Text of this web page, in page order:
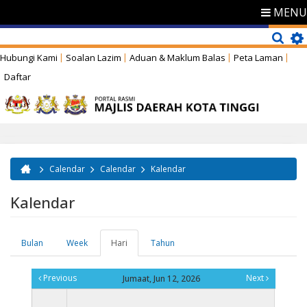
MENU
Hubungi Kami Soalan Lazim Aduan & Maklum Balas
Peta Laman
Daftar
Anda di sini
Calendar Calendar Kalendar
Kalendar
Tab-tab utama
Bulan Week Hari
aktif)
Tahun
Previous Jumaat, Jun 12, 2026 Next